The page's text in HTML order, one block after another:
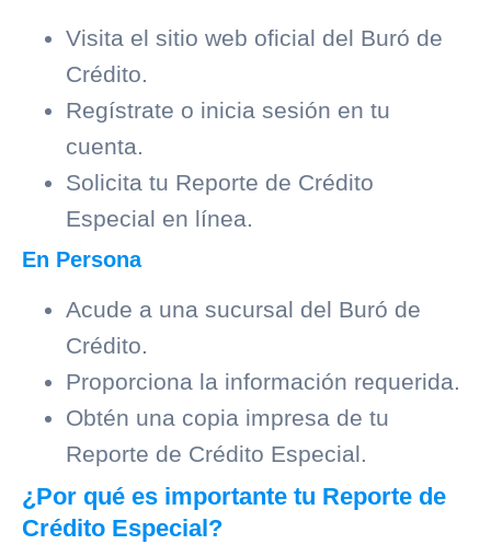
Visita el sitio web oficial del Buró de
Crédito.
Regístrate o inicia sesión en tu
cuenta.
Solicita tu Reporte de Crédito
Especial en línea.
En Persona
Acude a una sucursal del Buró de
Crédito.
Proporciona la información requerida.
Obtén una copia impresa de tu
Reporte de Crédito Especial.
¿Por qué es importante tu Reporte de
Crédito Especial?